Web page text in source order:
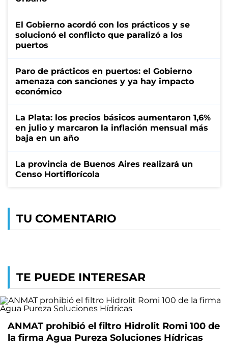
El Gobierno acordó con los prácticos y se
solucionó el conflicto que paralizó a los
puertos
Paro de prácticos en puertos: el Gobierno
amenaza con sanciones y ya hay impacto
económico
La Plata: los precios básicos aumentaron 1,6%
en julio y marcaron la inflación mensual más
baja en un año
La provincia de Buenos Aires realizará un
Censo Hortiflorícola
TU COMENTARIO
TE PUEDE INTERESAR
ANMAT prohibió el filtro Hidrolit Romi 100 de
la firma Agua Pureza Soluciones Hídricas